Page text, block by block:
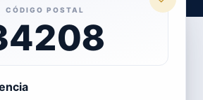
CÓDIGO POSTAL